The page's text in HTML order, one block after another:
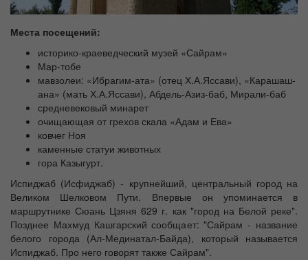
Места посещений:
историко-краеведческий музей «Сайрам»
Мар-тобе
мавзолеи: «Ибрагим-ата» (отец Х.А.Яссави), «Карашаш-
ана» (мать Х.А.Яссави), Абдель-Азиз-баб, Мирали-баб
средневековый минарет
очищающая от грехов скала «Адам и Ева»
ковчег Ноя
каменные статуи животных
гора Казыгурт.
Испиджаб (Исфиджаб) - крупнейший, центральный город на
Великом Шелковом Пути. Впервые он упоминается в
маршрутнике Сюань Цзяня 629 г. как "город на Белой реке".
Позднее Махмуд Кашгарский сообщает: "Сайрам - название
белого города (Ал-Мединатал-Байда), который называется
Испиджаб. Про него говорят также Сайрам".